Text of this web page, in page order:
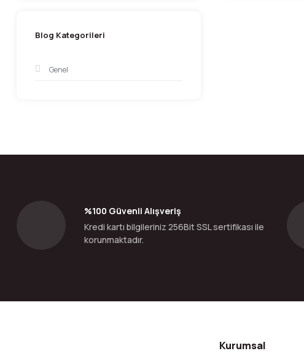
Blog Kategorileri
Genel
%100 Güvenli Alışveriş
Kredi kartı bilgileriniz 256Bit SSL sertifikası ile
korunmaktadır.
Kurumsal